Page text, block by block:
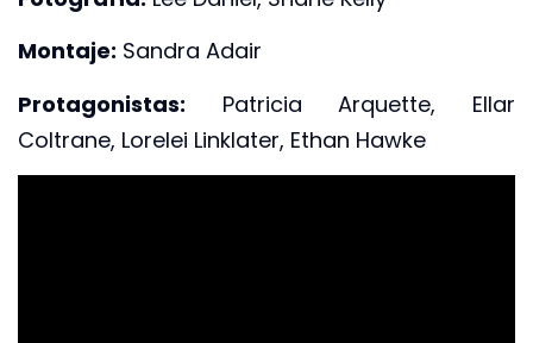
Montaje: Sandra Adair
Protagonistas: Patricia Arquette, Ellar
Coltrane, Lorelei Linklater, Ethan Hawke